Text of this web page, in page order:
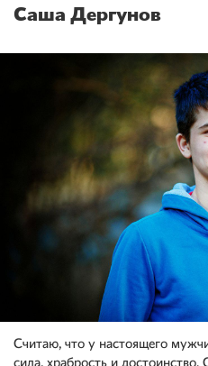
Саша Дергунов
Считаю, что у настоящего